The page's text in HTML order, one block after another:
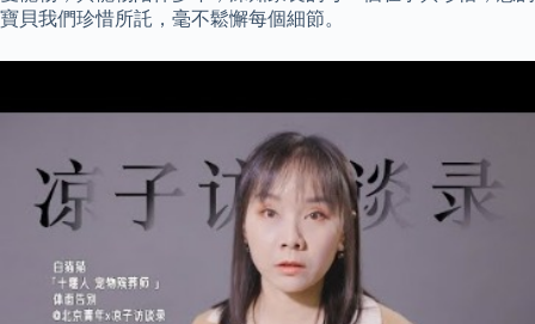
寶貝我們珍惜所託，毫不鬆懈每個細節。